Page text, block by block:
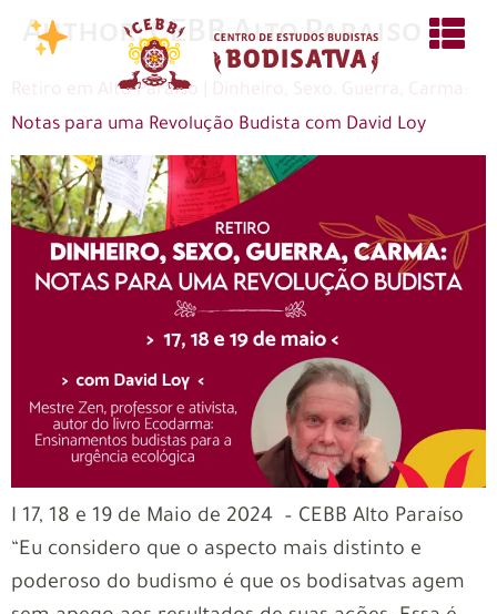
Author:CEBB Alto Paraiso
Retiro em Alto Paraíso | Dinheiro, Sexo, Guerra, Carma:
Notas para uma Revolução Budista com David Loy
I 17, 18 e 19 de Maio de 2024 – CEBB Alto Paraíso
“Eu considero que o aspecto mais distinto e
poderoso do budismo é que os bodisatvas agem